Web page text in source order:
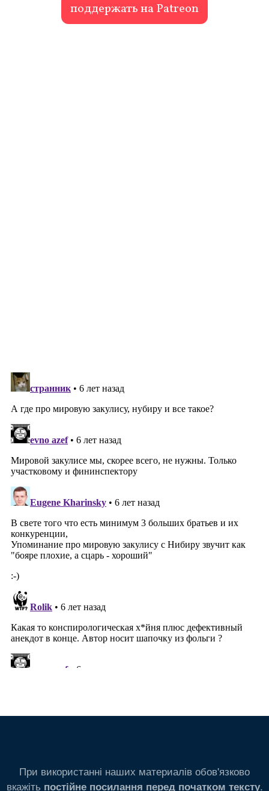
поддержать на Patreon
При використанні наших материалів обов'язково
вкажіть постійне посилання перед початком тексту.